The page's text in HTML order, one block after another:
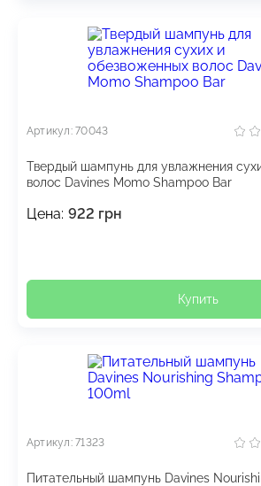
Артикул: 70043
Твердый шампунь для увлажнения
волос Davines Momo Shampoo Bar
Цена: 922 грн
Купить
Артикул: 71323
Питательный шампунь Davines